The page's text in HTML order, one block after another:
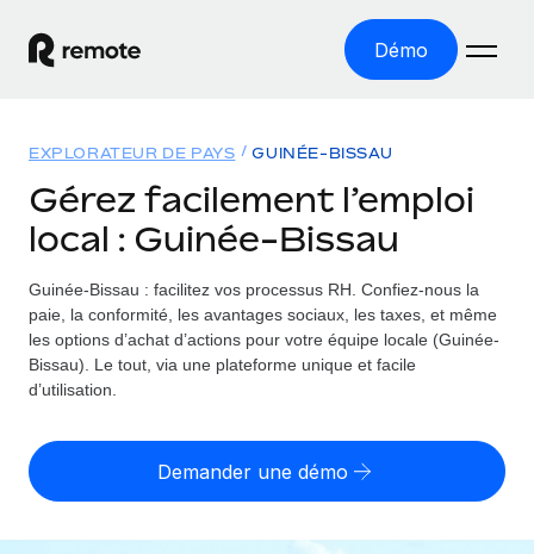
Démo
EMPLOI À L’INTERNATIONAL
Paie multipays
Gérez la paie facilement et en toute conformité
Employer of record
Développez-vous à l’international sans frais liés aux
Pilotage 360 des freelances
Gestion des freelances
Solutions
COUVERTURE MONDIALE
Explorateur de pays
Toutes les informations sur l’emploi à l’international,
pays par pays
Explorateur des États-Unis (par État)
Simplifiez l’embauche à travers les différents États des
États-Unis
Ressources
OUTILS & CALCULATEURS
Outil de calcul du risque de requalification de
Calculateur du coût des employés
Tarification
EXPLORATEUR DE PAYS GUINÉE-BISSAU
Gérez facilement l’emploi
local : Guinée-Bissau
Guinée-Bissau : facilitez vos processus RH. Confiez-nous la
paie, la conformité, les avantages sociaux, les taxes, et même
les options d’achat d’actions pour votre équipe locale (Guinée-
Bissau). Le tout, via une plateforme unique et facile
d’utilisation.
Demander une démo